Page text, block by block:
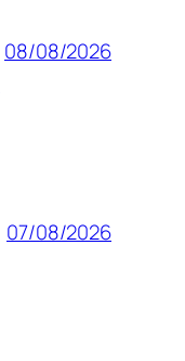
08/08/2026
07/08/2026